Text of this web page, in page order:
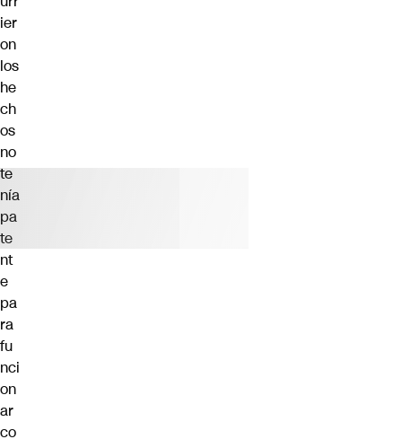
ier
on
los
he
ch
os
no
te
nía
pa
te
nt
e
pa
ra
fu
nci
on
ar
co